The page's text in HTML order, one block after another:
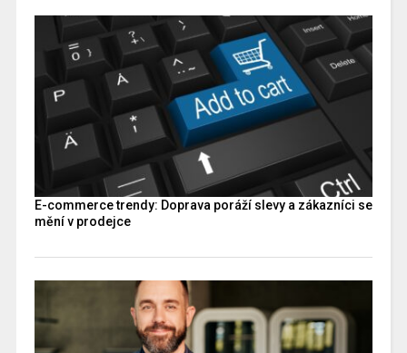
E-commerce trendy: Doprava poráží slevy a zákazníci se
mění v prodejce